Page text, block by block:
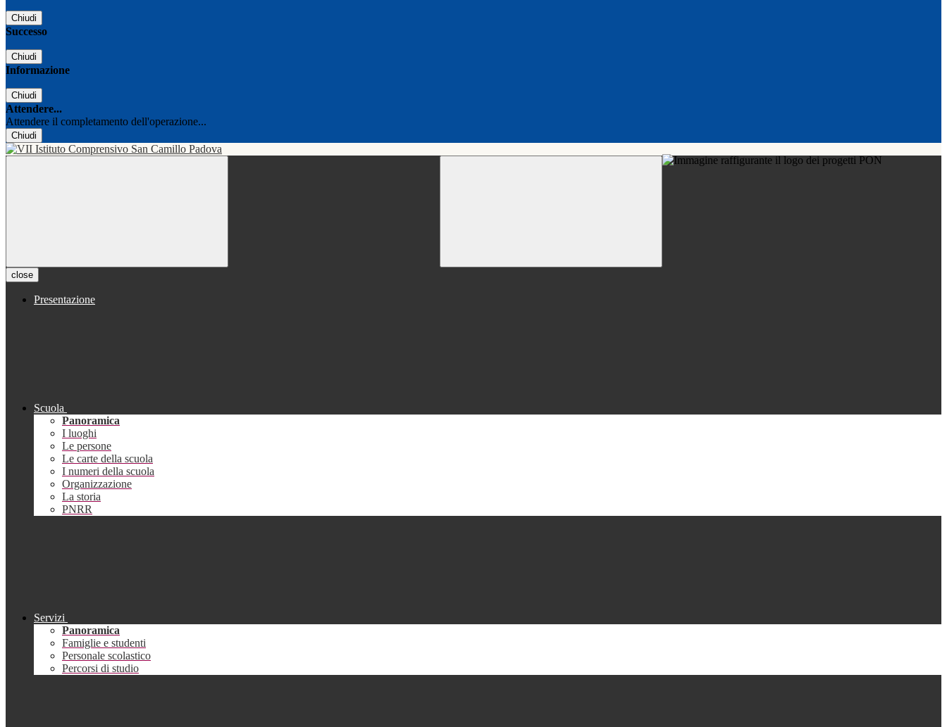
Chiudi
Successo
Chiudi
Informazione
Chiudi
Attendere...
Attendere il completamento dell'operazione...
Chiudi
close
Presentazione
Scuola
Panoramica
I luoghi
Le persone
Le carte della scuola
I numeri della scuola
Organizzazione
La storia
PNRR
Servizi
Panoramica
Famiglie e studenti
Personale scolastico
Percorsi di studio